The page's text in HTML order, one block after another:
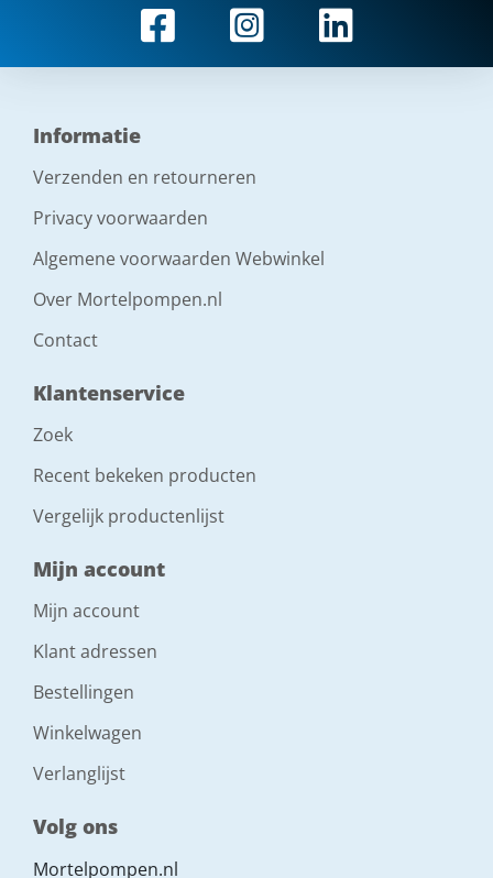
Informatie
Verzenden en retourneren
Privacy voorwaarden
Algemene voorwaarden Webwinkel
Over Mortelpompen.nl
Contact
Klantenservice
Zoek
Recent bekeken producten
Vergelijk productenlijst
Mijn account
Mijn account
Klant adressen
Bestellingen
Winkelwagen
Verlanglijst
Volg ons
Mortelpompen.nl